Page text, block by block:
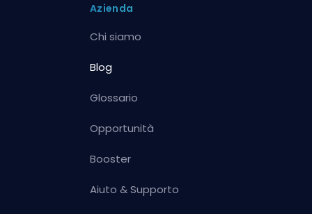
Azienda
Chi siamo
Blog
Glossario
Opportunità
Booster
Aiuto & Supporto